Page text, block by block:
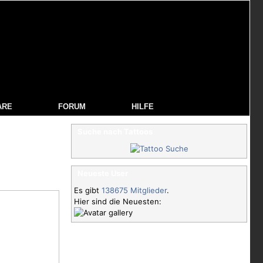
FORUM HILFE
Es gibt 138675 Mitglieder.
Hier sind die Neuesten: